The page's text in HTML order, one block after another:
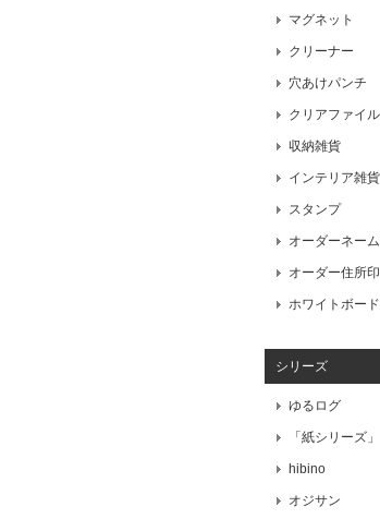
マグネット
クリーナー
穴あけパンチ
クリアファイル
収納雑貨
インテリア雑貨
スタンプ
オーダーネー
オーダー住所印
ホワイトボード
シリーズ
ゆるログ
「紙シリーズ」
hibino
オジサン